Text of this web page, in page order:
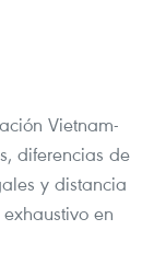
Vietnam-
diferencias de
y distancia
en